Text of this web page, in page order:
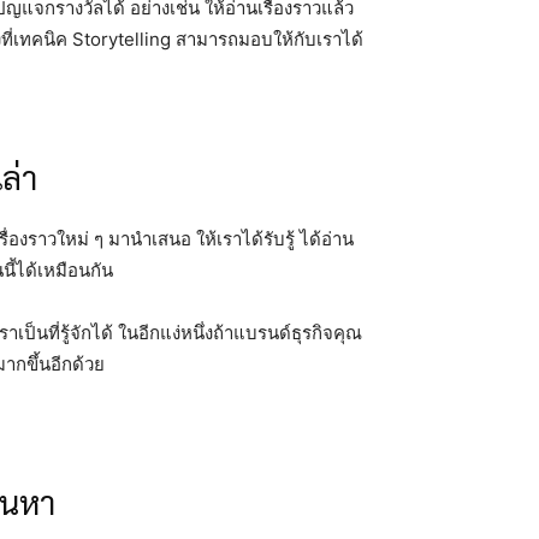
แจกรางวัลได้ อย่างเช่น ให้อ่านเรื่องราวแล้ว
เทคนิค Storytelling สามารถมอบให้กับเราได้
า
งราวใหม่ ๆ มานำเสนอ ให้เราได้รับรู้ ได้อ่าน
นี้ได้เหมือนกัน
าเป็นที่รู้จักได้ ในอีกแง่หนึ่งถ้าแบรนด์ธุรกิจคุณ
กขึ้นอีกด้วย
หา